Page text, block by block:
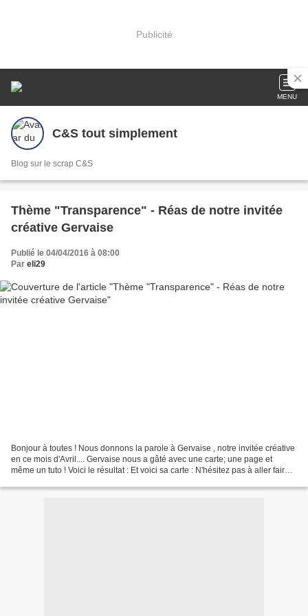
Publicité
MENU
C&S tout simplement
Blog sur le scrap C&S
Thème "Transparence" - Réas de notre invitée
créative Gervaise
Publié le 04/04/2016 à 08:00
Par eli29
Bonjour à toutes ! Nous donnons la parole à Gervaise , notre invitée créative
en ce mois d'Avril.... Gervaise nous a gâté avec une carte; une page et
même un tuto ! Voici le résultat : Et voici sa carte : N'hésitez pas à aller faire